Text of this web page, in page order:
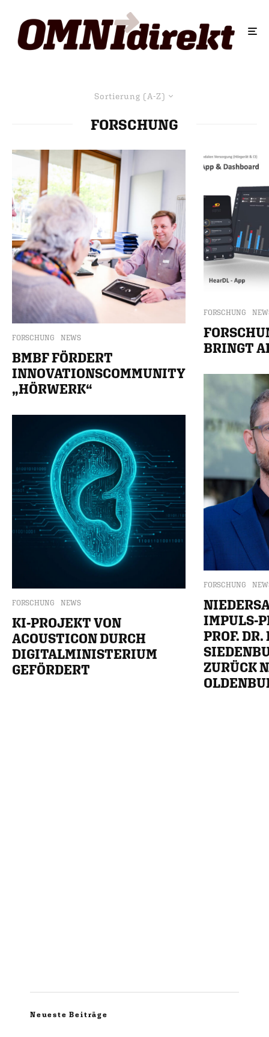
Sortierung (A-Z)
FORSCHUNG
FORSCHUNG NEWS
BMBF FÖRDERT
INNOVATIONSCOMMUNITY
„HÖRWERK“
FORSCHUNG NEWS
KI-PROJEKT VON
ACOUSTICON DURCH
DIGITALMINISTERIUM
GEFÖRDERT
FORSCHUNG
BRINGT
FORSCHUNG
IMPULS-
PROF.
ZURÜCK
Neueste Beiträge